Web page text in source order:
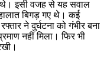
थे। इसी वजह से यह सवाल
बिगड़ गए थे। कई
ने दुर्घटना को गंभीर बना
नहीं मिला। फिर भी